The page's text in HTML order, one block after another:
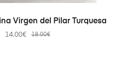
AL CARRITO
Virgen del Pilar Turquesa
18.00€
14.00€